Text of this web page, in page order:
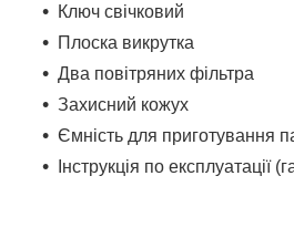
Ключ свічковий
Плоска викрутка
Два повітряних фільтра
Захисний кожух
Ємність для приготування
Інструкція по експлуатації